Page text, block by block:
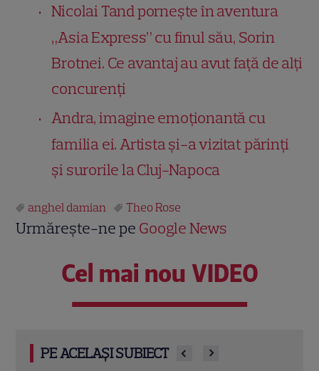
Nicolai Tand pornește în aventura
„Asia Express” cu finul său, Sorin
Brotnei. Ce avantaj au avut față de alți
concurenți
Andra, imagine emoționantă cu
familia ei. Artista și-a vizitat părinți
și surorile la Cluj-Napoca
anghel damian Theo Rose
Urmărește-ne pe Google News
Cel mai nou VIDEO
PE ACELAȘI SUBIECT